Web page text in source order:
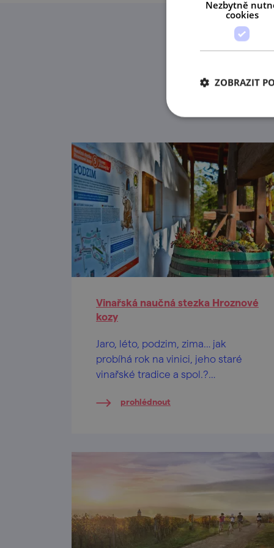
Vinařská naučná stezka Hroznové
kozy
Jaro, léto, podzim, zima… jak
probíhá rok na vinici, jeho staré
vinařské tradice a spol.?
prohlédnout
Nezbytně
cookies
ZOBRAZIT